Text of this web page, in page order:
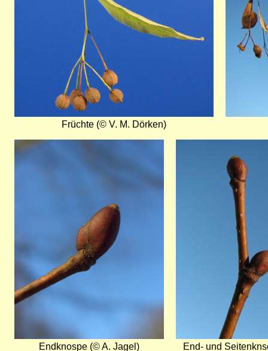
Früchte (© V. M. Dörken)
Bild
Endknospe (© A. Jagel)
End- und